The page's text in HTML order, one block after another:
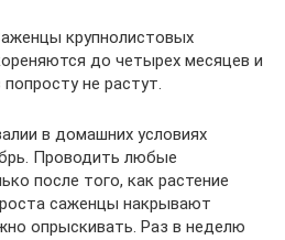
крупнолистовых
до четырех месяцев и
не растут.
в домашних условиях
Проводить любые
после того, как растение
саженцы накрывают
опрыскивать. Раз в неделю